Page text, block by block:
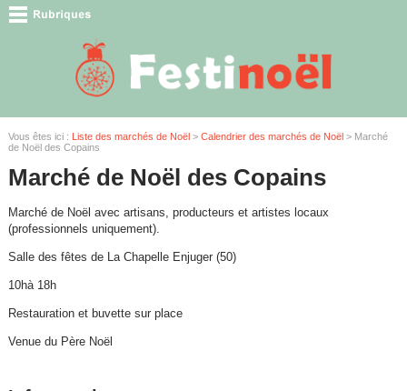
Vous êtes ici : Liste des marchés de Noël> Calendrier des marchés de Noël> Marché
de Noël des Copains
Marché de Noël des Copains
Marché de Noël avec artisans, producteurs et artistes locaux
(professionnels uniquement).
Salle des fêtes de La Chapelle Enjuger (50)
10hà 18h
Restauration et buvette sur place
Venue du Père Noël